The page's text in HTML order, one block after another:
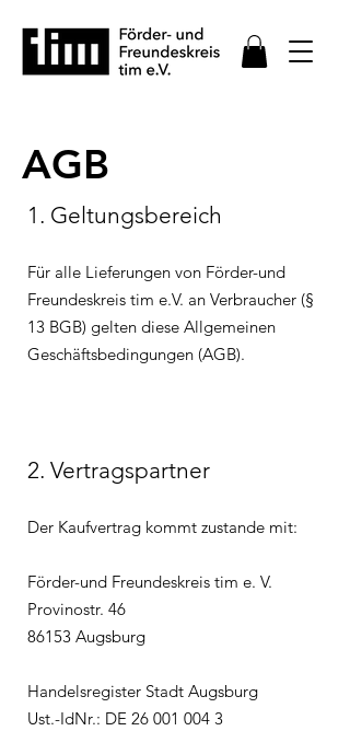
AGB
1. Geltungsbereich
Für alle Lieferungen von Förder-und
Freundeskreis tim e.V. an Verbraucher (§
13 BGB) gelten diese Allgemeinen
Geschäftsbedingungen (AGB).
2. Vertragspartner
Der Kaufvertrag kommt zustande mit:
Förder-und Freundeskreis tim e. V.
Provinostr. 46
86153 Augsburg
Handelsregister Stadt Augsburg
Ust.-IdNr.: DE 26 001 004 3